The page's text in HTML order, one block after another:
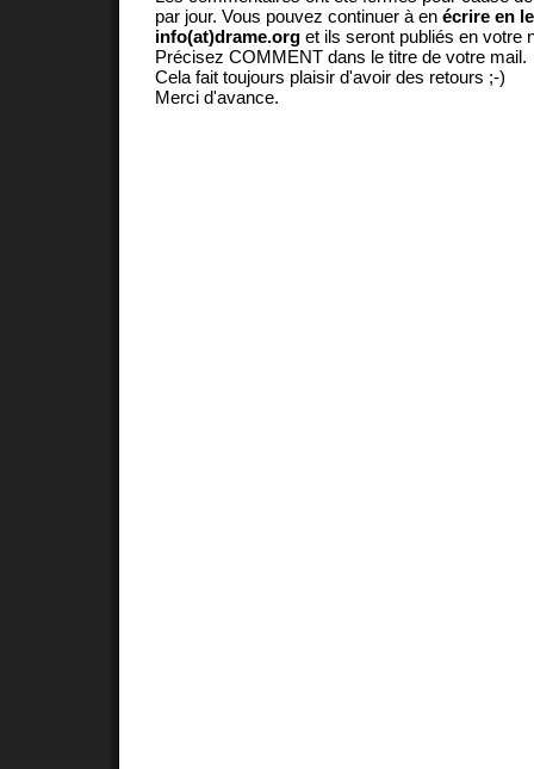
par jour. Vous pouvez continuer à en écrire en
info(at)drame.org et ils seront publiés en votre
Précisez COMMENT dans le titre de votre mail.
Cela fait toujours plaisir d'avoir des retours ;-)
Merci d'avance.